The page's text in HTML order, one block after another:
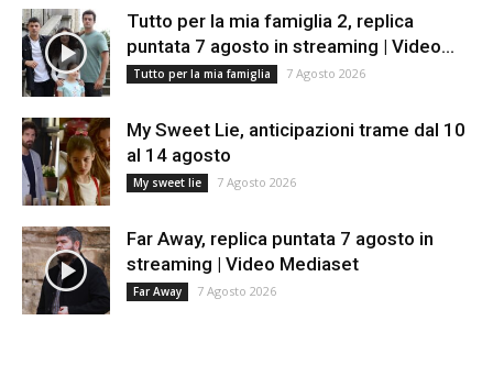
Tutto per la mia famiglia 2, replica
puntata 7 agosto in streaming | Video...
Tutto per la mia famiglia 7 Agosto 2026
My Sweet Lie, anticipazioni trame dal 10
al 14 agosto
My sweet lie 7 Agosto 2026
Far Away, replica puntata 7 agosto in
streaming | Video Mediaset
Far Away 7 Agosto 2026